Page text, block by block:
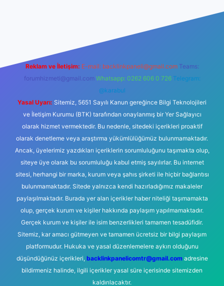
Reklam ve İletişim: E-mail: backlinkpaneli@gmail.com Teams:
forumhizmeti@gmail.com Whatsapp: 0262 606 0 726 Telegram:
@karabul
Yasal Uyarı: Sitemiz, 5651 Sayılı Kanun gereğince Bilgi Teknolojileri
ve İletişim Kurumu (BTK) tarafından onaylanmış bir Yer Sağlayıcı
olarak hizmet vermektedir. Bu nedenle, sitedeki içerikleri proaktif
olarak denetleme veya araştırma yükümlülüğümüz bulunmamaktadır.
Ancak, üyelerimiz yazdıkları içeriklerin sorumluluğunu taşımakta olup,
siteye üye olarak bu sorumluluğu kabul etmiş sayılırlar. Bu internet
sitesi, herhangi bir marka, kurum veya şahıs şirketi ile hiçbir bağlantısı
bulunmamaktadır. Sitede yalnızca kendi hazırladığımız makaleler
paylaşılmaktadır. Burada yer alan içerikler haber niteliği taşımamakta
olup, gerçek kurum ve kişiler hakkında paylaşım yapılmamaktadır.
Gerçek kurum ve kişiler ile isim benzerlikleri tamamen tesadüfidir.
Sitemiz, kar amacı gütmeyen ve tamamen ücretsiz bir bilgi paylaşım
platformudur. Hukuka ve yasal düzenlemelere aykırı olduğunu
düşündüğünüz içerikleri, backlinkpanelicomtr@gmail.comadresine
bildirmeniz halinde, ilgili içerikler yasal süre içerisinde sitemizden
kaldırılacaktır.